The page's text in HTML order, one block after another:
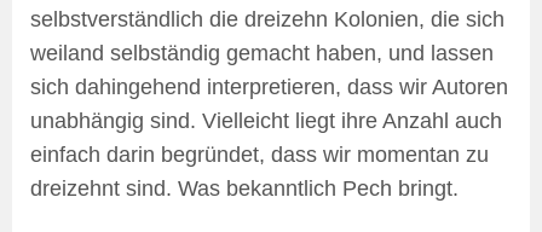
selbstverständlich die dreizehn Kolonien, die sich
weiland selbständig gemacht haben, und lassen
sich dahingehend interpretieren, dass wir Autoren
unabhängig sind. Vielleicht liegt ihre Anzahl auch
einfach darin begründet, dass wir momentan zu
dreizehnt sind. Was bekanntlich Pech bringt.